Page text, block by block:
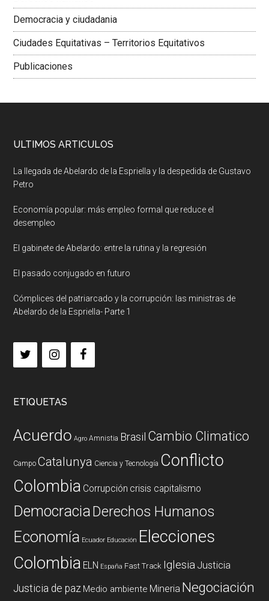
Democracia y ciudadania
Ciudades Equitativas – Territorios Equitativos
Publicaciones
ULTIMOS ARTICULOS
La llegada de Abelardo de la Espriella y la despedida de Gustavo
Petro
Economía popular: más empleo formal que reduce el
desempleo
El gabinete de Abelardo: entre la rutina y la regresión
El pasado conjugado en futuro
Cómplices del patriarcado y la corrupción: las ministras de
Abelardo de la Espriella- Parte 1
ETIQUETAS
Acuerdo Agro Amnistia Brasil Cambio Climatico
Campo Catalunya Ciencia y Tecnología Conflicto
Colombia Corrupción crisis capitalismo
DemocraciaDerechos Humanos
Economía Ecuador Educación Elecciones
Colombia ELN España Fast Track Iglesia Justicia
Justicia de paz Medio ambiente Mineria Negociación